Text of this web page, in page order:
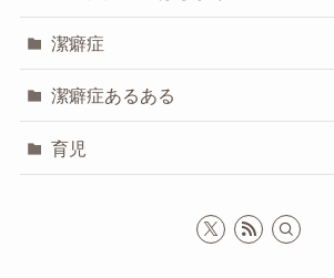
潔癖症
潔癖症あるある
育児